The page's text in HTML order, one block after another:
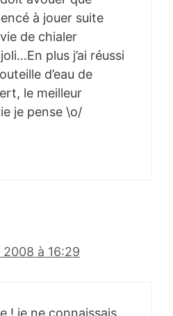
à jouer suite
de chialer
plus j’ai réussi
d’eau de
le meilleur
je pense \o/
à 16:29
! je ne connaissais